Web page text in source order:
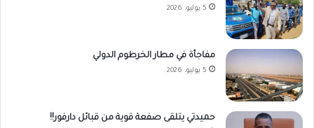
5 يوليو، 2026
مفاجأة في مطار الخرطوم الدولي
5 يوليو، 2026
حميدتي يتلقى صفعة قوية من قبائل دارفور!!